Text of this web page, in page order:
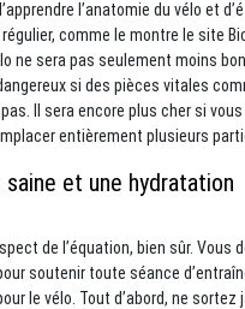
l’anatomie du vélo et
comme le montre le site
ne sera pas seulement moins
si des pièces vitales
Il sera encore plus cher si
entièrement plusieurs
et une hydratation
de l’équation, bien sûr. Vous
soutenir toute séance
le vélo. Tout d’abord, ne sortez